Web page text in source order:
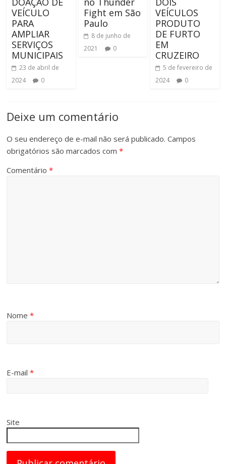
VEÍCULO
PARA
AMPLIAR
SERVIÇOS
MUNICIPAIS
23 de abril de
2024
0
Fight em São
Paulo
8 de junho de
2021
0
VEÍCULOS
PRODUTO
DE FURTO
EM
CRUZEIRO
5 de fevereiro de
2024
0
Deixe um comentário
O seu endereço de e-mail não será publicado. Campos
obrigatórios são marcados com*
Comentário*
Nome*
E-mail*
Site